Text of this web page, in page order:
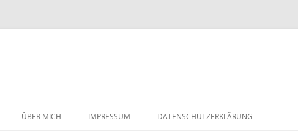
ÜBER MICH IMPRESSUM DATENSCHUTZERKLÄRUNG